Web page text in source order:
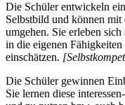
Die Schüler entwickeln
Selbstbild und können mit
umgehen. Sie erleben
in die eigenen
einschätzen.
Die Schüler gewinnen
Sie lernen diese